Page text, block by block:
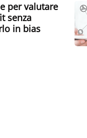
per valutare
senza
in bias